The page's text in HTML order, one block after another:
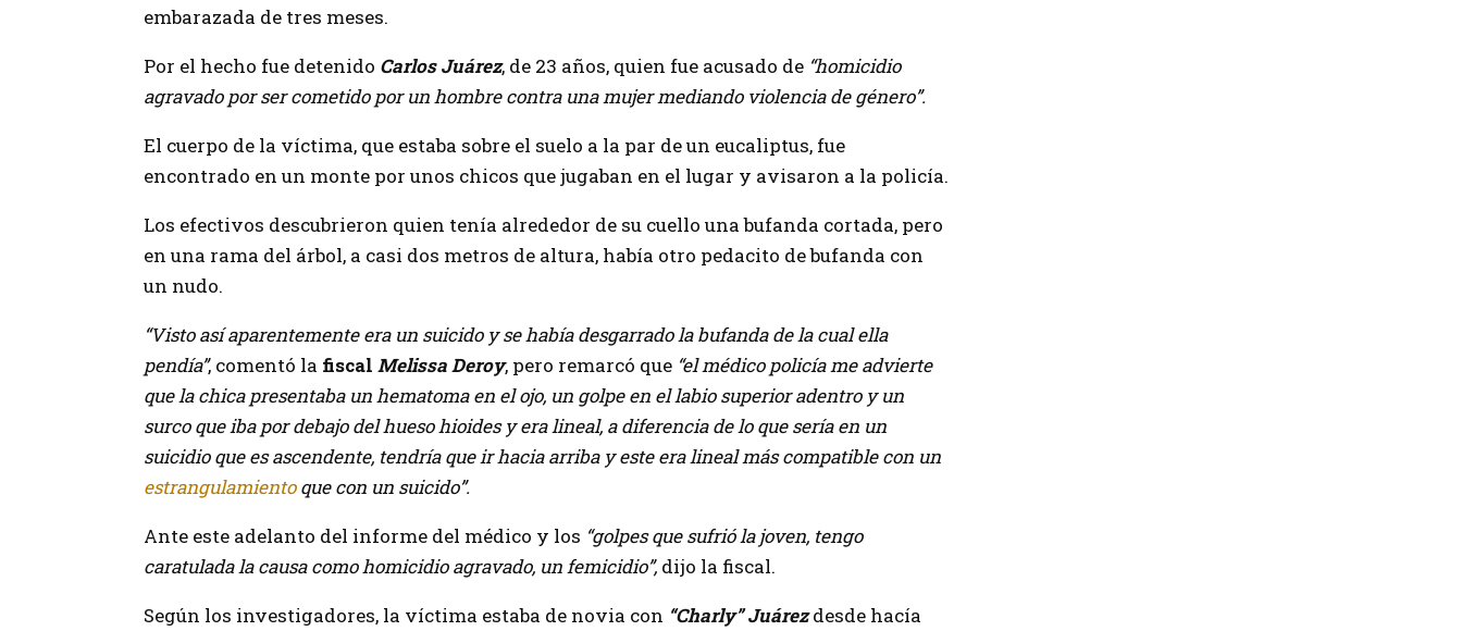
embarazada de tres meses.
Por el hecho fue detenido Carlos Juárez, de 23 años, quien fue acusado de “homicidio
agravado por ser cometido por un hombre contra una mujer mediando violencia de género”.
El cuerpo de la víctima, que estaba sobre el suelo a la par de un eucaliptus, fue
encontrado en un monte por unos chicos que jugaban en el lugar y avisaron a la policía.
Los efectivos descubrieron quien tenía alrededor de su cuello una bufanda cortada, pero
en una rama del árbol, a casi dos metros de altura, había otro pedacito de bufanda con
un nudo.
“Visto así aparentemente era un suicido y se había desgarrado la bufanda de la cual ella
pendía”, comentó la fiscal Melissa Deroy, pero remarcó que “el médico policía me advierte
que la chica presentaba un hematoma en el ojo, un golpe en el labio superior adentro y un
surco que iba por debajo del hueso hioides y era lineal, a diferencia de lo que sería en un
suicidio que es ascendente, tendría que ir hacia arriba y este era lineal más compatible con un
estrangulamientoque con un suicido”.
Ante este adelanto del informe del médico y los “golpes que sufrió la joven, tengo
caratulada la causa como homicidio agravado, un femicidio”, dijo la fiscal.
Según los investigadores, la víctima estaba de novia con “Charly” Juárezdesde hacía